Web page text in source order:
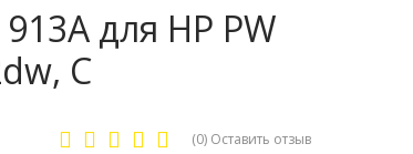
для HP PW
C
(0) Оставить отзыв